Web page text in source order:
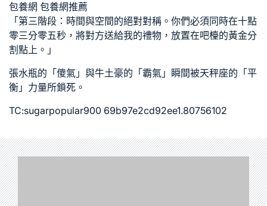
包養網 包養網推薦
「第三階段：時間與空間的絕對對稱。你們必須同時在十點
零三分零五秒，將對方送給我的禮物，放置在吧檯的黃金分
割點上。」
張水瓶的「傻氣」與牛土豪的「霸氣」瞬間被天秤座的「平
衡」力量所鎖死。
TC:sugarpopular900 69b97e2cd92ee1.80756102